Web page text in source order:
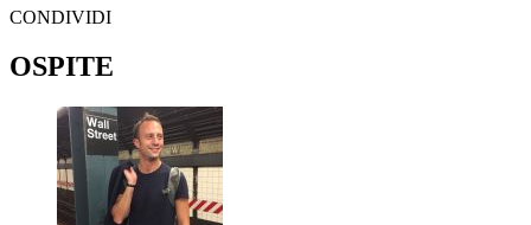
CONDIVIDI
OSPITE